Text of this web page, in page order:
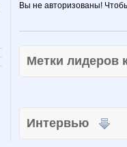
Вы не авторизованы!
Метки
Интервью